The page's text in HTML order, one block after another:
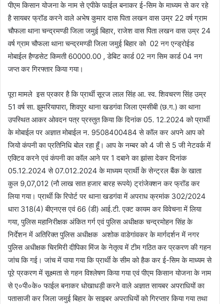
पीएम किसान योजना के नाम से एपीके फाईल बनाकर ई-सिम के माध्यम से कर रहे
है सायबर फ्रॉड करने वाले अभेष कुमार दास पिता लखन वास उम्र 22 वर्ष ग्राम
चौफला थाना चन्द्रमण्डी जिला जमुई बिहार, राजेश वास पिता लखन वास उम्र 24
वर्ष ग्राम चौफला थाना चन्द्रमण्डी जिला जमुई बिहार को 02 नग एन्ड्रोईड
मोबाईल हैण्डसेट किमती 60000.00 , डेबिट कार्ड 02 नग सिम कार्ड 04 नग
जप्त कर गिरफ्तार किया गया।
पूरा मामले इस प्रकार है कि प्रार्थी सूरज लाल सिंह आ. स्व. शिवचरण सिंह उम्र
51 वर्ष सा. झुमरियापारा, शिवपुर थाना खडगंवा जिला एमसीबी (छ.ग.) का थाना
उपस्थित आकर ओवदन पत्र प्रस्तुत किया कि दिनांक 05. 12.2024 को प्रार्थी
के मोबाईल पर अज्ञात मोबाईल न. 9508400484 से कॉल कर अपने आप को
जियो कंपनी का प्रतिनिधि बोल रहा हूँ। आप के नम्बर को 4 जी से 5 जी नेटवर्क में
एक्टिव करने एवं कंपनी का कॉल आने पर 1 दबाने का झांसा देकर दिनांक
05.12.2024 से 07.012.2024 के माध्यम प्रार्थी के सेन्ट्रल बैंक के खाता
कुल 9,07,012 (नौ लाख सात हजार बारह रूपये) ट्रांजेक्शन कर फ्रॉड कर
लिया गया। प्रार्थी कि रिपोर्ट पर थाना खडगंवा में अपराध क्रमांक 302/2024
धारा 318(4) बीएनएस एवं 66 (डी) आई.टी. एक्ट कायम कर विवेचना में लिया
गया, पुलिस महानिरीक्षक अंकित गर्ग एवं पुलिस अधीक्षक चन्द्रमोहन सिंह के
निर्देशन में अतिरिक्त पुलिस अधीक्षक अशोक वाडेगांवकर के मार्गदर्शन में नगर
पुलिस अधीक्षक चिरमिरी दीपिका मिंज के नेतृत्व में टीम गठित कर प्रकरण की गहन
जांच कि गई। जांच में पाया गया कि प्रार्थी के सीम को हैक कर ई-सिम के माध्यम से
पूरे प्रकरण में सूक्ष्मता से गहन विश्लेषण किया गया एवं पीएम किसान योजना के नाम
से ए०पी०के० फाईल बनाकर धोखाधड़ी करने वाले अज्ञात सायबर अपराधियों का
पतासाजी कर जिला जमुई बिहार के साइबर अपराधियों को गिरप्तार किया गया तथा